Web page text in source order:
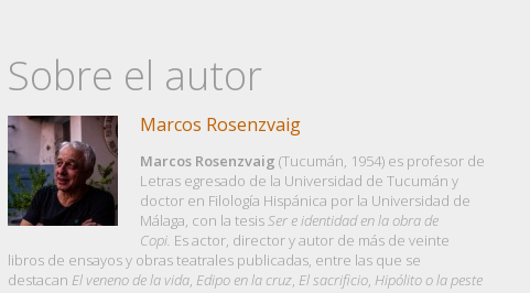
Sobre el autor
Marcos Rosenzvaig
Marcos Rosenzvaig (Tucumán, 1954) es profesor de
Letras egresado de la Universidad de Tucumán y
doctor en Filología Hispánica por la Universidad de
Málaga, con la tesisSer e identidad en la obra de
Copi. Es actor, director y autor de más de veinte
libros de ensayos y obras teatrales publicadas, entre las que se
destacan El veneno de la vida, Edipo en la cruz, El sacrificio, Hipólito o la peste